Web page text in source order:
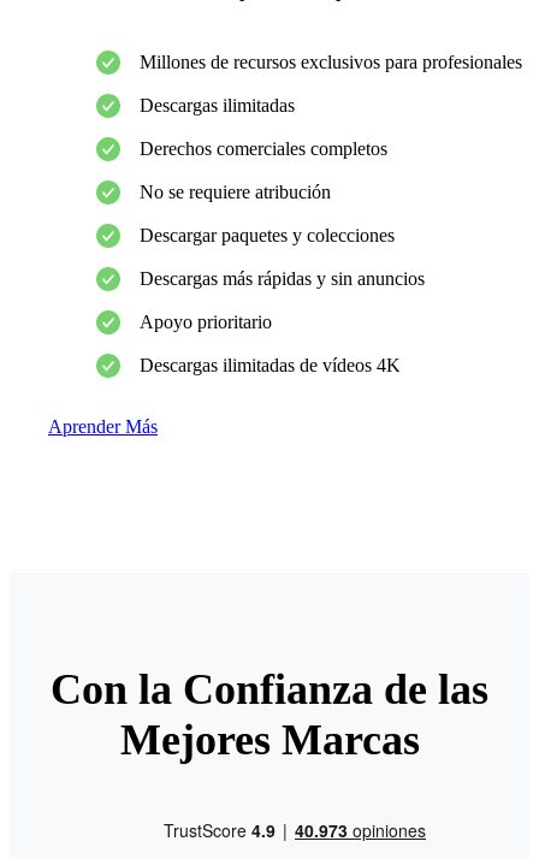
Millones de recursos exclusivos para profesionales
Descargas ilimitadas
Derechos comerciales completos
No se requiere atribución
Descargar paquetes y colecciones
Descargas más rápidas y sin anuncios
Apoyo prioritario
Descargas ilimitadas de vídeos 4K
Aprender Más
Con la Confianza de las
Mejores Marcas